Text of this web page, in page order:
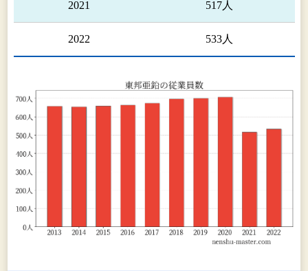
2021 517人
2022 533人